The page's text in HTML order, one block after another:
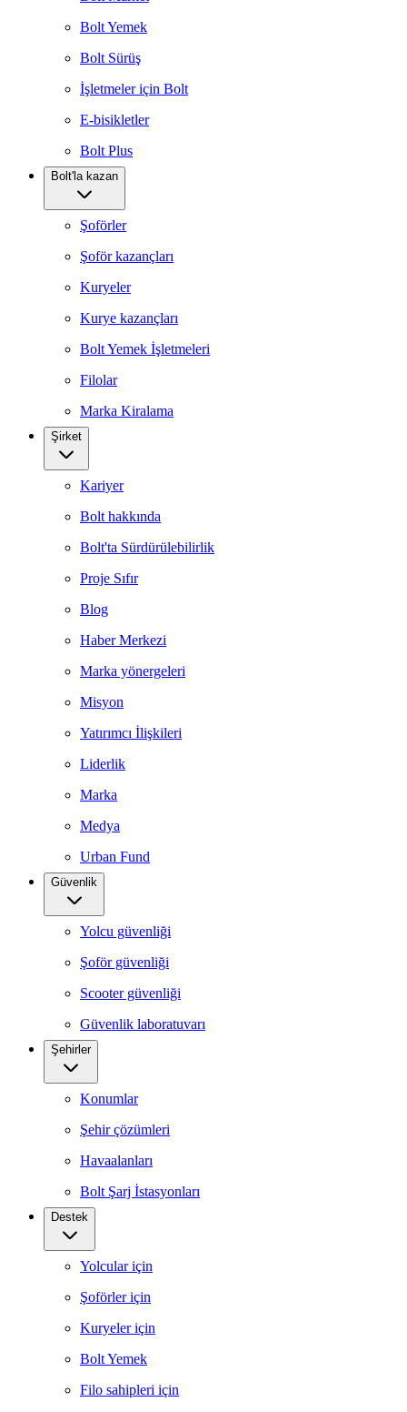
Bolt Yemek
Bolt Sürüş
İşletmeler için Bolt
E-bisikletler
Bolt Plus
Bolt'la kazan
Şoförler
Şoför kazançları
Kuryeler
Kurye kazançları
Bolt Yemek İşletmeleri
Filolar
Marka Kiralama
Şirket
Kariyer
Bolt hakkında
Bolt'ta Sürdürülebilirlik
Proje Sıfır
Blog
Haber Merkezi
Marka yönergeleri
Misyon
Yatırımcı İlişkileri
Liderlik
Marka
Medya
Urban Fund
Güvenlik
Yolcu güvenliği
Şoför güvenliği
Scooter güvenliği
Güvenlik laboratuvarı
Şehirler
Konumlar
Şehir çözümleri
Havaalanları
Bolt Şarj İstasyonları
Destek
Yolcular için
Şoförler için
Kuryeler için
Bolt Yemek
Filo sahipleri için